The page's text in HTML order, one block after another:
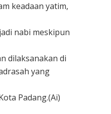
keadaan yatim,
nabi meskipun
dilaksanakan di
yang
Padang.(Ai)